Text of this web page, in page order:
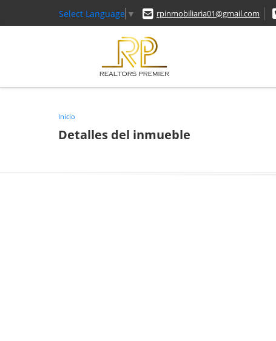
Select Language ▼ rpinmobiliaria01@gmail.com
Inicio
Detalles del inmueble